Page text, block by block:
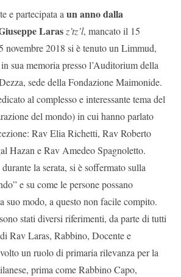
e partecipata aun anno dalla
Larasz’tz’l, mancato il 15
novembre 2018 si è tenuto un Limmud,
sua memoria presso l’Auditorium della
sede della Fondazione Maimonide.
al complesso e interessante tema del
del mondo) in cui hanno parlato
Rav Elia Richetti, Rav Roberto
Hazan e Rav Amedeo Spagnoletto.
la serata, si è soffermato sulla
e su come le persone possano
suo modo, a questo non facile compito.
stati diversi riferimenti, da parte di tutti
Rav Laras, Rabbino, Docente e
un ruolo di primaria rilevanza per la
prima come Rabbino Capo,